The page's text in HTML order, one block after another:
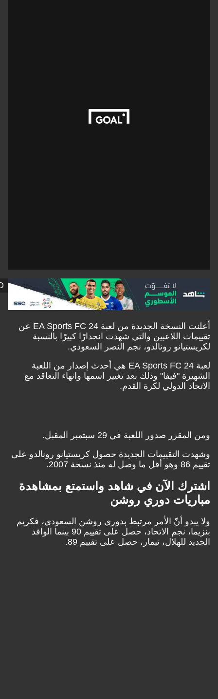
SHAHID
أعلنت النسخة الجديدة من لعبة EA Sports FC 24 عن
اللاعبين والتي شهدت انحدارًا كبيرًا بالنسبة
رونالدو، نجم النصر السعودي.
لعبة EA Sports FC 24 هي أحدث إصدار من اللعبة
"فيفا" وذلك بعد تغيير اسمها وانهاء التعاقد مع
الدولي لكرة القدم.
اللعبة في 29 سبتمبر المقبل.
الجديدة حصول كريستيانو رونالدو على
الآن في شاهد واستمتع بمشاهدة
دوري روشن
أنّ الأمر مرتبط بدوري روشن السعودي، فكريم
بنزيما، نجم الاتحاد، حصل على تقييم 90 بينما الوافد
نيمار، حصل على تقييم 89.